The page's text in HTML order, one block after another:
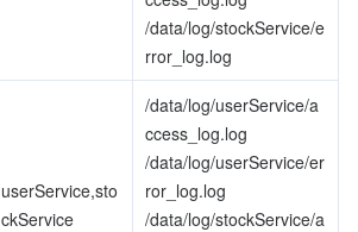
/data/log/stockService/e
rror_log.log
userService,sto
ckService
/data/log/userService/a
ccess_log.log
/data/log/userService/er
ror_log.log
/data/log/stockService/a